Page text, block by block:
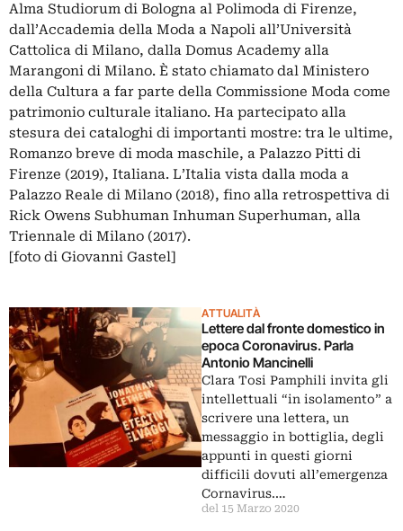
Alma Studiorum di Bologna al Polimoda di Firenze,
dall’Accademia della Moda a Napoli all’Università
Cattolica di Milano, dalla Domus Academy alla
Marangoni di Milano. È stato chiamato dal Ministero
della Cultura a far parte della Commissione Moda come
patrimonio culturale italiano. Ha partecipato alla
stesura dei cataloghi di importanti mostre: tra le ultime,
Romanzo breve di moda maschile, a Palazzo Pitti di
Firenze (2019), Italiana. L’Italia vista dalla moda a
Palazzo Reale di Milano (2018), fino alla retrospettiva di
Rick Owens Subhuman Inhuman Superhuman, alla
Triennale di Milano (2017).
[foto di Giovanni Gastel]
ATTUALITÀ
Lettere dal fronte domestico in
epoca Coronavirus. Parla
Antonio Mancinelli
Clara Tosi Pamphili invita gli
intellettuali “in isolamento” a
scrivere una lettera, un
messaggio in bottiglia, degli
appunti in questi giorni
difficili dovuti all’emergenza
Cornavirus.…
del 15 Marzo 2020